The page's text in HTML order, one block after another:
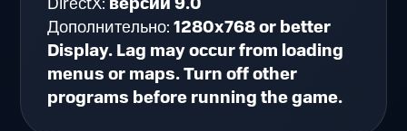
Дополнительно:1280x768 or better
Display. Lag may occur from loading
menus or maps. Turn off other
programs before running the game.